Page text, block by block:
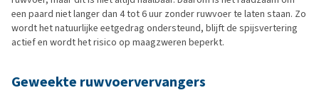
een paard niet langer dan 4 tot 6 uur zonder ruwvoer te laten staan. Zo
wordt het natuurlijke eetgedrag ondersteund, blijft de spijsvertering
actief en wordt het risico op maagzweren beperkt.
Geweekte ruwvoervervangers